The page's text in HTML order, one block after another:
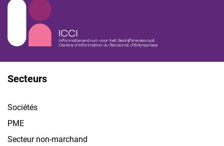
Secteurs
Sociétés
PME
Secteur non-marchand